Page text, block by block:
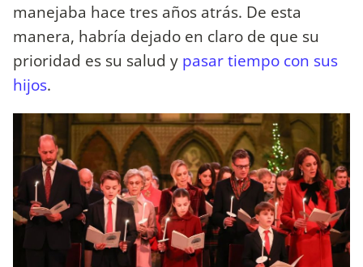
manejaba hace tres años atrás. De esta
manera, habría dejado en claro de que su
prioridad es su salud y pasar tiempo con sus
hijos.